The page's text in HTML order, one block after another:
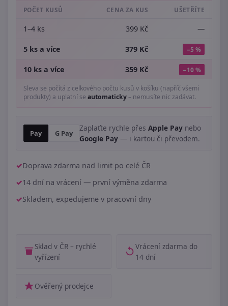
POČET KUSŮ CENA ZA KUS UŠETŘÍTE
1–4 ks 399 Kč —
5 ks a více 379 Kč −5 %
10 ks a více 359 Kč −10 %
Sleva se počítá z celkového počtu kusů v košíku (napříč všemi
produkty) a uplatní se automaticky– nemusíte nic zadávat.
Pay G Pay
Zaplaťte rychle přes Apple Pay nebo
Google Pay — i kartou či převodem.
Doprava zdarma nad limit po celé ČR
14 dní na vrácení — první výměna zdarma
Skladem, expedujeme v pracovní dny
Sklad v ČR – rychlé
vyřízení
Vrácení zdarma do
14 dní
Ověřený prodejce